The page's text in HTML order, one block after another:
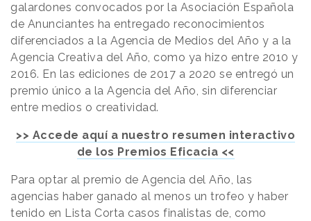
galardones convocados por la Asociación Española
de Anunciantes ha entregado reconocimientos
diferenciados a la Agencia de Medios del Año y a la
Agencia Creativa del Año, como ya hizo entre 2010 y
2016. En las ediciones de 2017 a 2020 se entregó un
premio único a la Agencia del Año, sin diferenciar
entre medios o creatividad.
>> Accede aquí a nuestro resumen interactivo
de los Premios Eficacia <<
Para optar al premio de Agencia del Año, las
agencias haber ganado al menos un trofeo y haber
tenido en Lista Corta casos finalistas de, como